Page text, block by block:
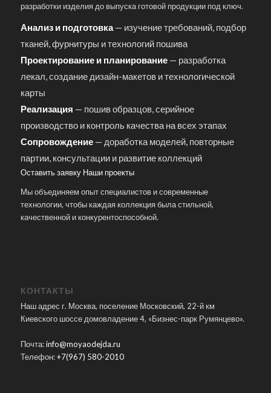
разработки изделия до выпуска готовой продукции под ключ.
Анализ и подготовка— изучение требований, подбор
тканей, фурнитуры и технологий пошива
Проектирование и планирование— разработка
лекал, создание дизайн-макетов и технологической
карты
Реализация — пошив образцов, серийное
производство и контроль качества на всех этапах
Сопровождение— доработка моделей, повторные
партии, консультации и развитие коллекций
Оставить заявку Наши проекты
Мы объединяем опыт специалистов и современные
технологии, чтобы каждая коллекция была стильной,
качественной и конкурентоспособной.
КОНТАКТЫ
Наш адрес г. Москва, поселение Московский, 22-й км
Киевского шоссе домовладение 4, «Бизнес-парк Румянцево».
Почта:info@moyaodejda.ru
Телефон:+7(967) 580-2010